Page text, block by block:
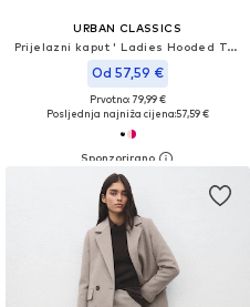
URBAN CLASSICS
Prijelazni kaput ' Ladies Hooded Teddy Coat '
Od 57,59 €
Prvotno: 79,99 €
Posljednja najniža cijena:57,59 €